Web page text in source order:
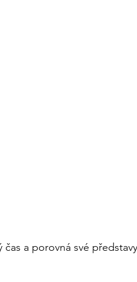
a porovná své